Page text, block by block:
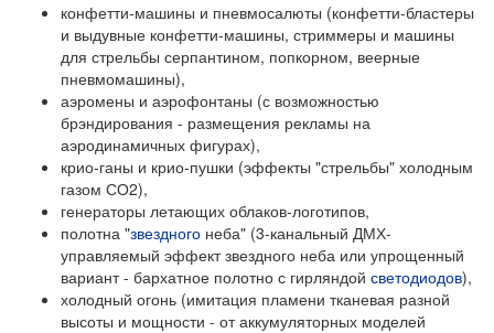
конфетти-машины и пневмосалюты (конфетти-бластеры
и выдувные конфетти-машины, стриммеры и машины
для стрельбы серпантином, попкорном, веерные
пневмомашины),
аэромены и аэрофонтаны (с возможностью
брэндирования - размещения рекламы на
аэродинамичных фигурах),
крио-ганы и крио-пушки (эффекты "стрельбы" холодным
газом СО2),
генераторы летающих облаков-логотипов,
полотна "звездного неба" (3-канальный ДМХ-
управляемый эффект звездного неба или упрощенный
вариант - бархатное полотно с гирляндой светодиодов),
холодный огонь (имитация пламени тканевая разной
высоты и мощности - от аккумуляторных моделей